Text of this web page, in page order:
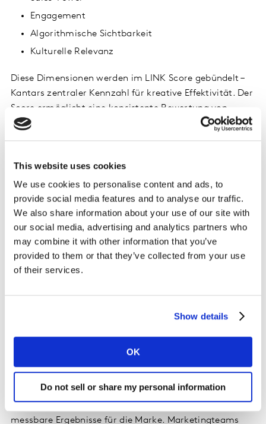
This website uses cookies
We use cookies to personalise content and ads, to
provide social media features and to analyse our traffic.
We also share information about your use of our site with
our social media, advertising and analytics partners who
may combine it with other information that you’ve
provided to them or that they’ve collected from your use
of their services.
Show details
OK
Do not sell or share my personal information
Engagement
Algorithmische Sichtbarkeit
Kulturelle Relevanz
Diese Dimensionen werden im LINK Score gebündelt –
Kantars zentraler Kennzahl für kreative Effektivität. Der
Score ermöglicht eine konsistente Bewertung von
Content über alle Kanäle hinweg und vereinfacht das
Management komplexer Kampagnen und wachsender
Zudem lässt sich die Kennzahl direkt in bestehende
Marketing-Tools integrieren. Über eine neue Kantar-API
können Unternehmen organisationsweit
nachvollziehen, welche Inhalte wirken – und fundiertere
Entscheidungen treffen.
Ein KI-basierter Content-Optimierer in LINK AI
liefert visuelle Handlungsempfehlungen für statische
umzusetzen und die Performance im Markt zu steigern.
Ty Ahmad-Taylor, Chief Product Officer bei Kantar:
„Weniger als ein Drittel der Creator-Inhalte erzielt
messbare Ergebnisse für die Marke. Marketingteams